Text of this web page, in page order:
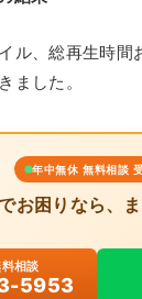
ル、総再生時間
ました。
年中無休 無料相談
お困りなら、
相談
5953